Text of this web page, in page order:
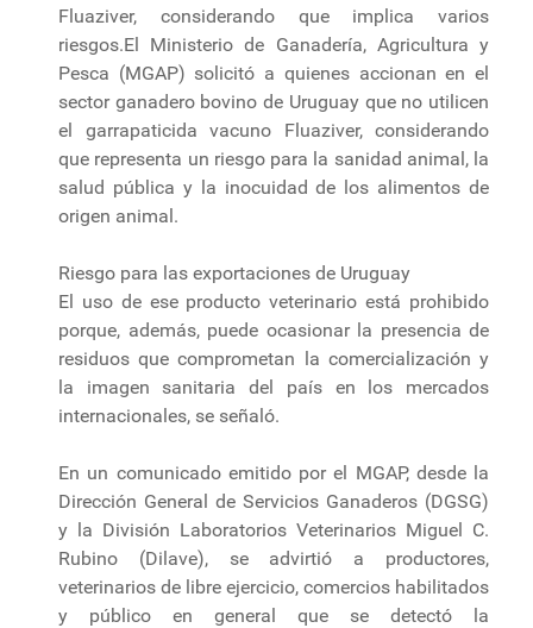
Fluaziver, considerando que implica varios
riesgos.El Ministerio de Ganadería, Agricultura y
Pesca (MGAP) solicitó a quienes accionan en el
sector ganadero bovino de Uruguay que no utilicen
el garrapaticida vacuno Fluaziver, considerando
que representa un riesgo para la sanidad animal, la
salud pública y la inocuidad de los alimentos de
origen animal.
Riesgo para las exportaciones de Uruguay
El uso de ese producto veterinario está prohibido
porque, además, puede ocasionar la presencia de
residuos que comprometan la comercialización y
la imagen sanitaria del país en los mercados
internacionales, se señaló.
En un comunicado emitido por el MGAP, desde la
Dirección General de Servicios Ganaderos (DGSG)
y la División Laboratorios Veterinarios Miguel C.
Rubino (Dilave), se advirtió a productores,
veterinarios de libre ejercicio, comercios habilitados
y público en general que se detectó la